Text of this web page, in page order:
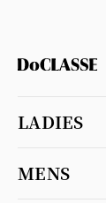
LADIES
MENS